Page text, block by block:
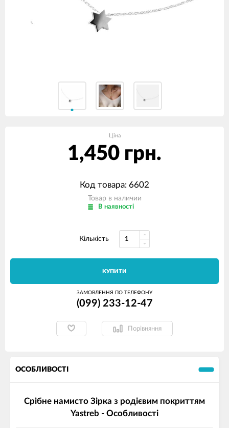
Ціна
1,450 грн.
Код товара: 6602
Товар в наличии
В наявності
Кількість
КУПИТИ
ЗАМОВЛЕННЯ ПО ТЕЛЕФОНУ
(099) 233-12-47
Порівняння
ОСОБЛИВОСТІ
Срібне намисто Зірка з родієвим покриттям
Yastreb - Особливості